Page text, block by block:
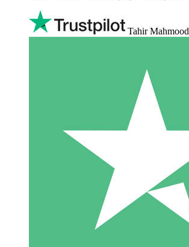
Tahir Mahmood